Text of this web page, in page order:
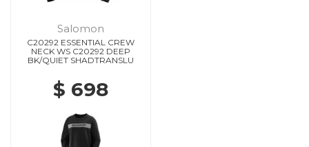
Salomon
C20292 ESSENTIAL CREW
NECK WS C20292 DEEP
BK/QUIET SHADTRANSLU
$ 698